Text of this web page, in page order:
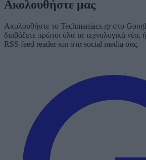
Ακολουθήστε μας
Ακολουθήστε το Techmaniacs.gr στο
διαβάζετε πρώτοι όλα τα τεχνολογικά
RSS feed reader και στα social media σας.